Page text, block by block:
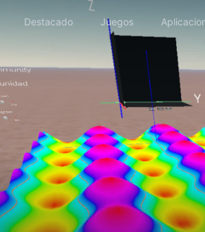
Destacado Juegos